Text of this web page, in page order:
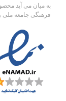
به میان می آید
فرهنگی جامعه